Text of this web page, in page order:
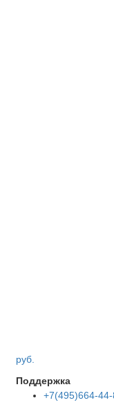
руб.
Поддержка
+7(495)664-44-